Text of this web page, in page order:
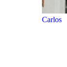
Carlos